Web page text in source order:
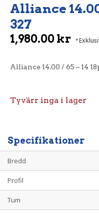
Alliance
327
1,980.00kr
Alliance 14.00 / 65 – 14
Tyvärr inga i lager
Specifikationer
Bredd
Profil
Tum